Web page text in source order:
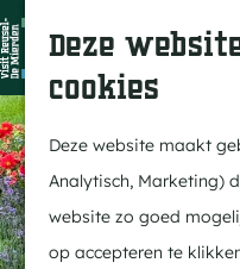
Deze
cookies
Deze website maakt
Analytisch, Marketing)
website zo goed
op accepteren te
G
a
n
a
a
o
e
a